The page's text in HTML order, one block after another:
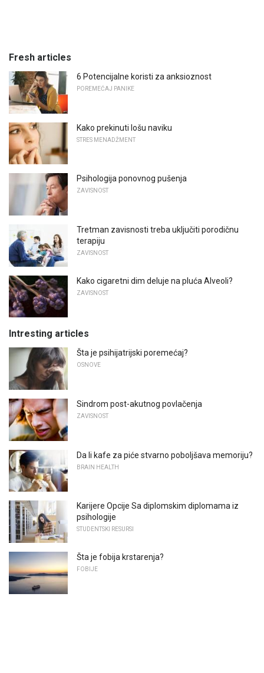
Fresh articles
6 Potencijalne koristi za anksioznost
POREMEĆAJ PANIKE
Kako prekinuti lošu naviku
STRES MENADŽMENT
Psihologija ponovnog pušenja
ZAVISNOST
Tretman zavisnosti treba uključiti porodičnu
terapiju
ZAVISNOST
Kako cigaretni dim deluje na pluća Alveoli?
ZAVISNOST
Intresting articles
Šta je psihijatrijski poremećaj?
OSNOVE
Sindrom post-akutnog povlačenja
ZAVISNOST
Da li kafe za piće stvarno poboljšava memoriju?
BRAIN HEALTH
Karijere Opcije Sa diplomskim diplomama iz
psihologije
STUDENTSKI RESURSI
Šta je fobija krstarenja?
FOBIJE